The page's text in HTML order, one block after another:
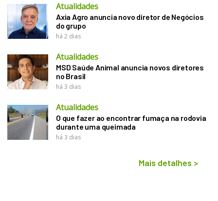
Atualidades
Axia Agro anuncia novo diretor de Negócios
do grupo
há 2 dias
Atualidades
MSD Saúde Animal anuncia novos diretores
no Brasil
há 3 dias
Atualidades
O que fazer ao encontrar fumaça na rodovia
durante uma queimada
há 3 dias
Mais detalhes >